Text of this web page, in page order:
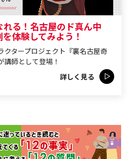
る！名古屋のド真ん中
体験してみよう！
クタープロジェクト『裏名古屋奇
講師として登場！
詳しく見る